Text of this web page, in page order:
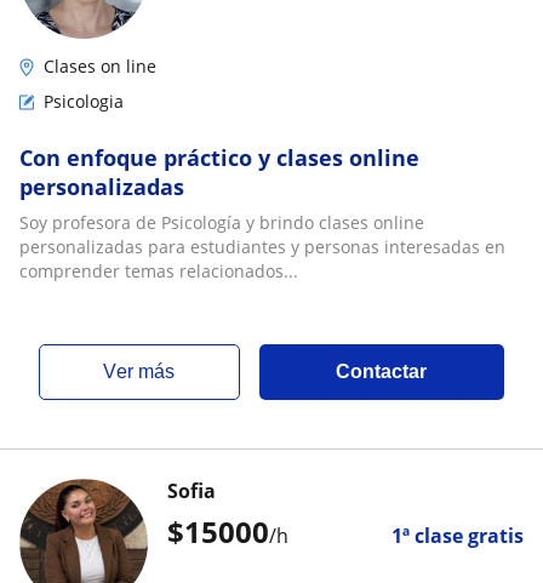
Clases on line
Psicologia
Con enfoque práctico y clases online
personalizadas
Soy profesora de Psicología y brindo clases online
personalizadas para estudiantes y personas interesadas en
comprender temas relacionados...
ver más Contactar
$15000/h 1ª clase gratis
Sofia